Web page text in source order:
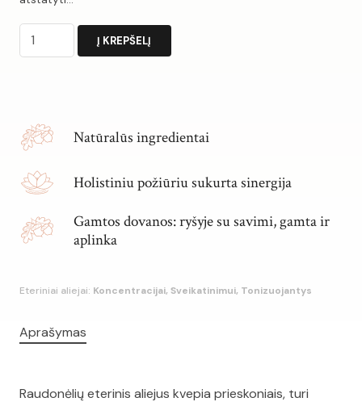
produkto
kiekis:
aliejus
Į KREPŠELĮ
Natūralūs ingredientai
Holistiniu požiūriu sukurta sinergija
Gamtos dovanos: ryšyje su savimi, gamta ir
aplinka
Eteriniai aliejai: Koncentracijai, Sveikatinimui, Tonizuojantys
Aprašymas
Raudonėlių eterinis aliejus kvepia prieskoniais, turi